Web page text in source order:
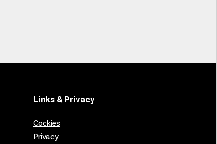
Links & Privacy
Cookies
Privacy